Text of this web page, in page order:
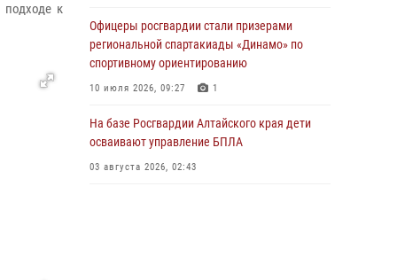
подходе к
храбрости»
04 июля 2026, 11:09
Сотрудники Росгвардии провели встречу с
«Каникулы с Росгвардией»
03 июля 2026, 04:03
Офицеры росгвардии стали призерами
региональной спартакиады «Динамо» по
спортивному ориентированию
10 июля 2026, 09:27 1
На базе Росгвардии Алтайского края дети
осваивают управление БПЛА
03 августа 2026, 02:43